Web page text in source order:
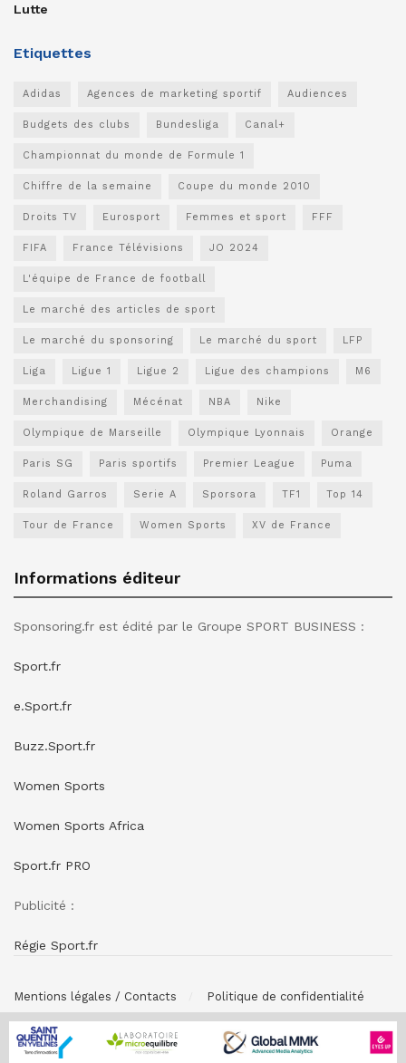
Lutte
Etiquettes
Adidas Agences de marketing sportif Audiences
Budgets des clubs Bundesliga Canal+
Championnat du monde de Formule 1
Chiffre de la semaine Coupe du monde 2010
Droits TV Eurosport Femmes et sport FFF
FIFA France Télévisions JO 2024
L'équipe de France de football
Le marché des articles de sport
Le marché du sponsoring Le marché du sport LFP
Liga Ligue 1 Ligue 2 Ligue des champions M6
Merchandising Mécénat NBA Nike
Olympique de Marseille Olympique Lyonnais Orange
Paris SG Paris sportifs Premier League Puma
Roland Garros Serie A Sporsora TF1 Top 14
Tour de France Women Sports XV de France
Informations éditeur
Sponsoring.fr est édité par le Groupe SPORT BUSINESS :
Sport.fr
e.Sport.fr
Buzz.Sport.fr
Women Sports
Women Sports Africa
Sport.fr PRO
Publicité :
Régie Sport.fr
Mentions légales / Contacts Politique de confidentialité
© SPONSORING.FR